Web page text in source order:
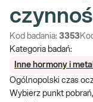
Kod badania: 3353
Kategoria badań:
Inne hormony i
Ogólnopolski czas
Wybierz punkt